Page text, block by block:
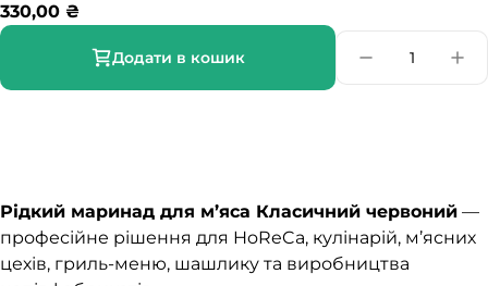
330,00 ₴
Додати в кошик
Рідкий маринад для м’яса Класичний червоний —
професійне рішення для HoReCa, кулінарій, м’ясних
цехів, гриль-меню, шашлику та виробництва